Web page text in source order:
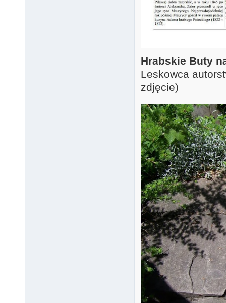
Hrabskie Buty
Leskowca
zdjęcie)